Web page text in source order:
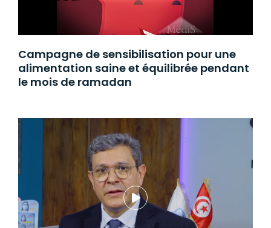
Campagne de sensibilisation pour une
alimentation saine et équilibrée pendant
le mois de ramadan